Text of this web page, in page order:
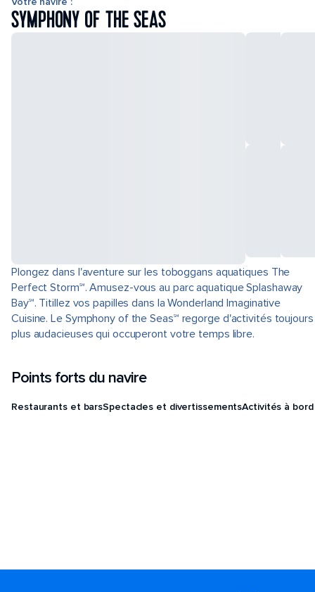
SYMPHONY OF THE SEAS
Plongez dans l'aventure sur les toboggans aquatiques The
Perfect Storm℠. Amusez-vous au parc aquatique Splashaway
Bay℠. Titillez vos papilles dans la Wonderland Imaginative
Cuisine. Le Symphony of the Seas℠ regorge d'activités toujours
plus audacieuses qui occuperont votre temps libre.
Points forts du navire
Restaurants et barsSpectacles et divertissementsActivités à bord